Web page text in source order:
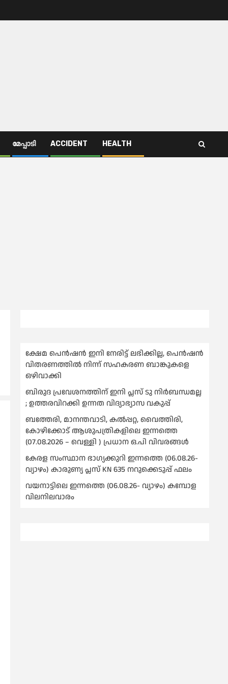
മേപ്പാടി ACCIDENT HEALTH
ക്ഷേമ പെൻഷൻ ഇനി നേരിട്ട് ലഭിക്കില്ല, പെൻഷൻ
വിതരണത്തില്‍ നിന്ന് സഹകരണ ബാങ്കുകളെ
ഒഴിവാക്കി
ബിരുദ പ്രവേശനത്തിന് ഇനി പ്ലസ് ടു നിര്‍ബന്ധമല്ല
; ഉത്തരവിറക്കി ഉന്നത വിദ്യാഭ്യാസ വകുപ്പ്
ബത്തേരി, മാനന്തവാടി, കൽപ്പറ്റ, വൈത്തിരി,
കോഴിക്കോട് ആശുപത്രികളിലെ ഇന്നത്തെ
(07.08.2026 – വെള്ളി ) പ്രധാന ഒ.പി വിവരങ്ങൾ
കേരള സംസ്ഥാന ഭാഗ്യക്കുറി ഇന്നത്തെ (06.08.26-
വ്യാഴം) കാരുണ്യ പ്ലസ് KN 635 നറുക്കെടുപ്പ് ഫലം
വയനാട്ടിലെ ഇന്നത്തെ (06.08.26- വ്യാഴം) കമ്പോള
വിലനിലവാരം